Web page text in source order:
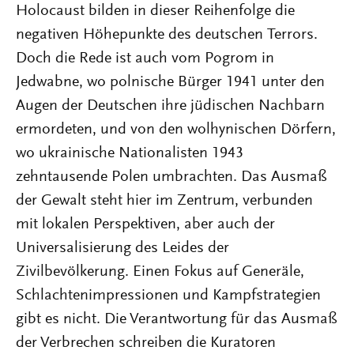
Holocaust bilden in dieser Reihenfolge die
negativen Höhepunkte des deutschen Terrors.
Doch die Rede ist auch vom Pogrom in
Jedwabne, wo polnische Bürger 1941 unter den
Augen der Deutschen ihre jüdischen Nachbarn
ermordeten, und von den wolhynischen Dörfern,
wo ukrainische Nationalisten 1943
zehntausende Polen umbrachten. Das Ausmaß
der Gewalt steht hier im Zentrum, verbunden
mit lokalen Perspektiven, aber auch der
Universalisierung des Leides der
Zivilbevölkerung. Einen Fokus auf Generäle,
Schlachtenimpressionen und Kampfstrategien
gibt es nicht. Die Verantwortung für das Ausmaß
der Verbrechen schreiben die Kuratoren